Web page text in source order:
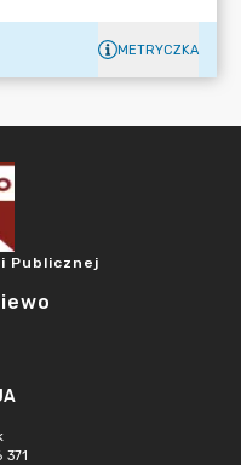
METRYCZKA
Publicznej